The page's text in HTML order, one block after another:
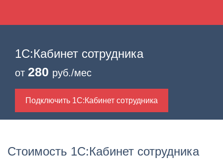
1С:Кабинет сотрудника
от 280 руб./мес
Подключить 1С:Кабинет сотрудника
Стоимость 1С:Кабинет сотрудника